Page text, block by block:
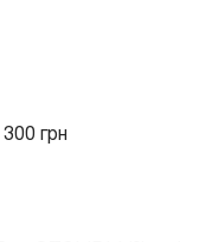
грн